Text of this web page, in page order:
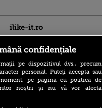
ilike-it.ro
confidențiale
pe dispozitivul dvs., precum
personal. Puteți accepta sau
pe pagina cu politica de
noștri și nu vă vor afecta